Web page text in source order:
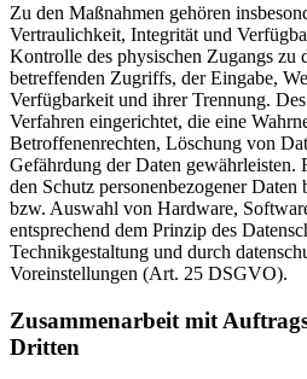
Zu den Maßnahmen gehören
Vertraulichkeit, Integrität und
Kontrolle des physischen Zugangs zu
betreffenden Zugriffs, der Eingabe,
Verfügbarkeit und ihrer Trennung.
Verfahren eingerichtet, die eine
Betroffenenrechten, Löschung von
Gefährdung der Daten gewährleisten.
den Schutz personenbezogener
bzw. Auswahl von Hardware,
entsprechend dem Prinzip des
Technikgestaltung und durch
Voreinstellungen (Art. 25 DSGVO).
Zusammenarbeit mit
Dritten